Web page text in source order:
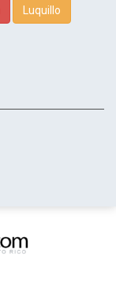
Luquillo